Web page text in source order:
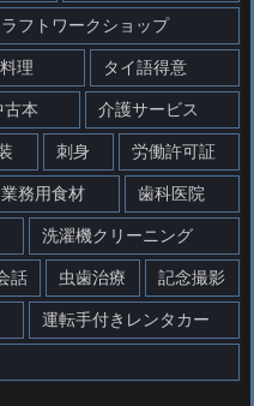
フトワークショップ
理 タイ語得意
古本 介護サービス
刺身 労働許可証
業務用食材 歯科医院
洗濯機クリーニング
話 虫歯治療 記念撮影
運転手付きレンタカー